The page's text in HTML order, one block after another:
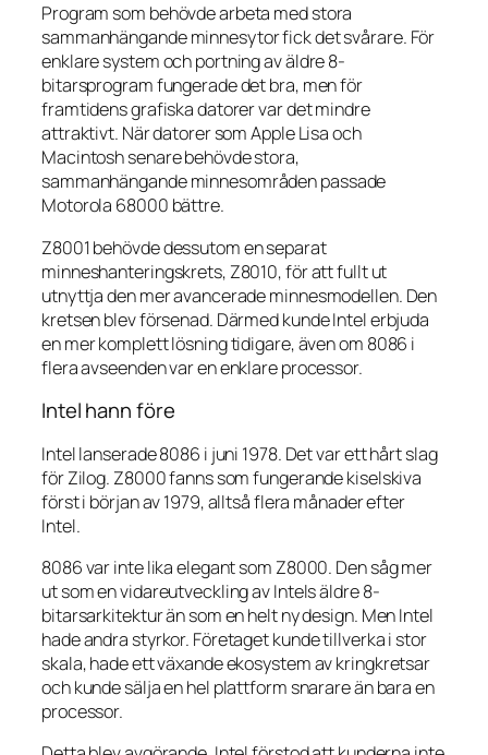
Program som behövde arbeta med stora
sammanhängande minnesytor fick det svårare. För
enklare system och portning av äldre 8-
bitarsprogram fungerade det bra, men för
framtidens grafiska datorer var det mindre
attraktivt. När datorer som Apple Lisa och
Macintosh senare behövde stora,
sammanhängande minnesområden passade
Motorola 68000 bättre.
Z8001 behövde dessutom en separat
minneshanteringskrets, Z8010, för att fullt ut
utnyttja den mer avancerade minnesmodellen. Den
kretsen blev försenad. Därmed kunde Intel erbjuda
en mer komplett lösning tidigare, även om 8086 i
flera avseenden var en enklare processor.
Intel hann före
Intel lanserade 8086 i juni 1978. Det var ett hårt slag
för Zilog. Z8000 fanns som fungerande kiselskiva
först i början av 1979, alltså flera månader efter
Intel.
8086 var inte lika elegant som Z8000. Den såg mer
ut som en vidareutveckling av Intels äldre 8-
bitarsarkitektur än som en helt ny design. Men Intel
hade andra styrkor. Företaget kunde tillverka i stor
skala, hade ett växande ekosystem av kringkretsar
och kunde sälja en hel plattform snarare än bara en
processor.